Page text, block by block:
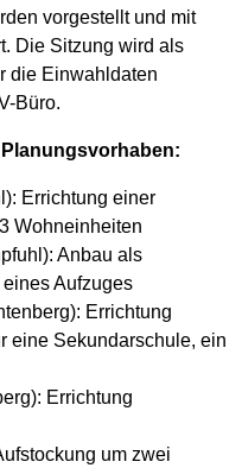
vorgestellt und mit
Die Sitzung wird als
die Einwahldaten
Büro.
Errichtung einer
Wohneinheiten
Anbau als
Aufzuges
Errichtung
eine Sekundarschule, ein
Errichtung
um zwei